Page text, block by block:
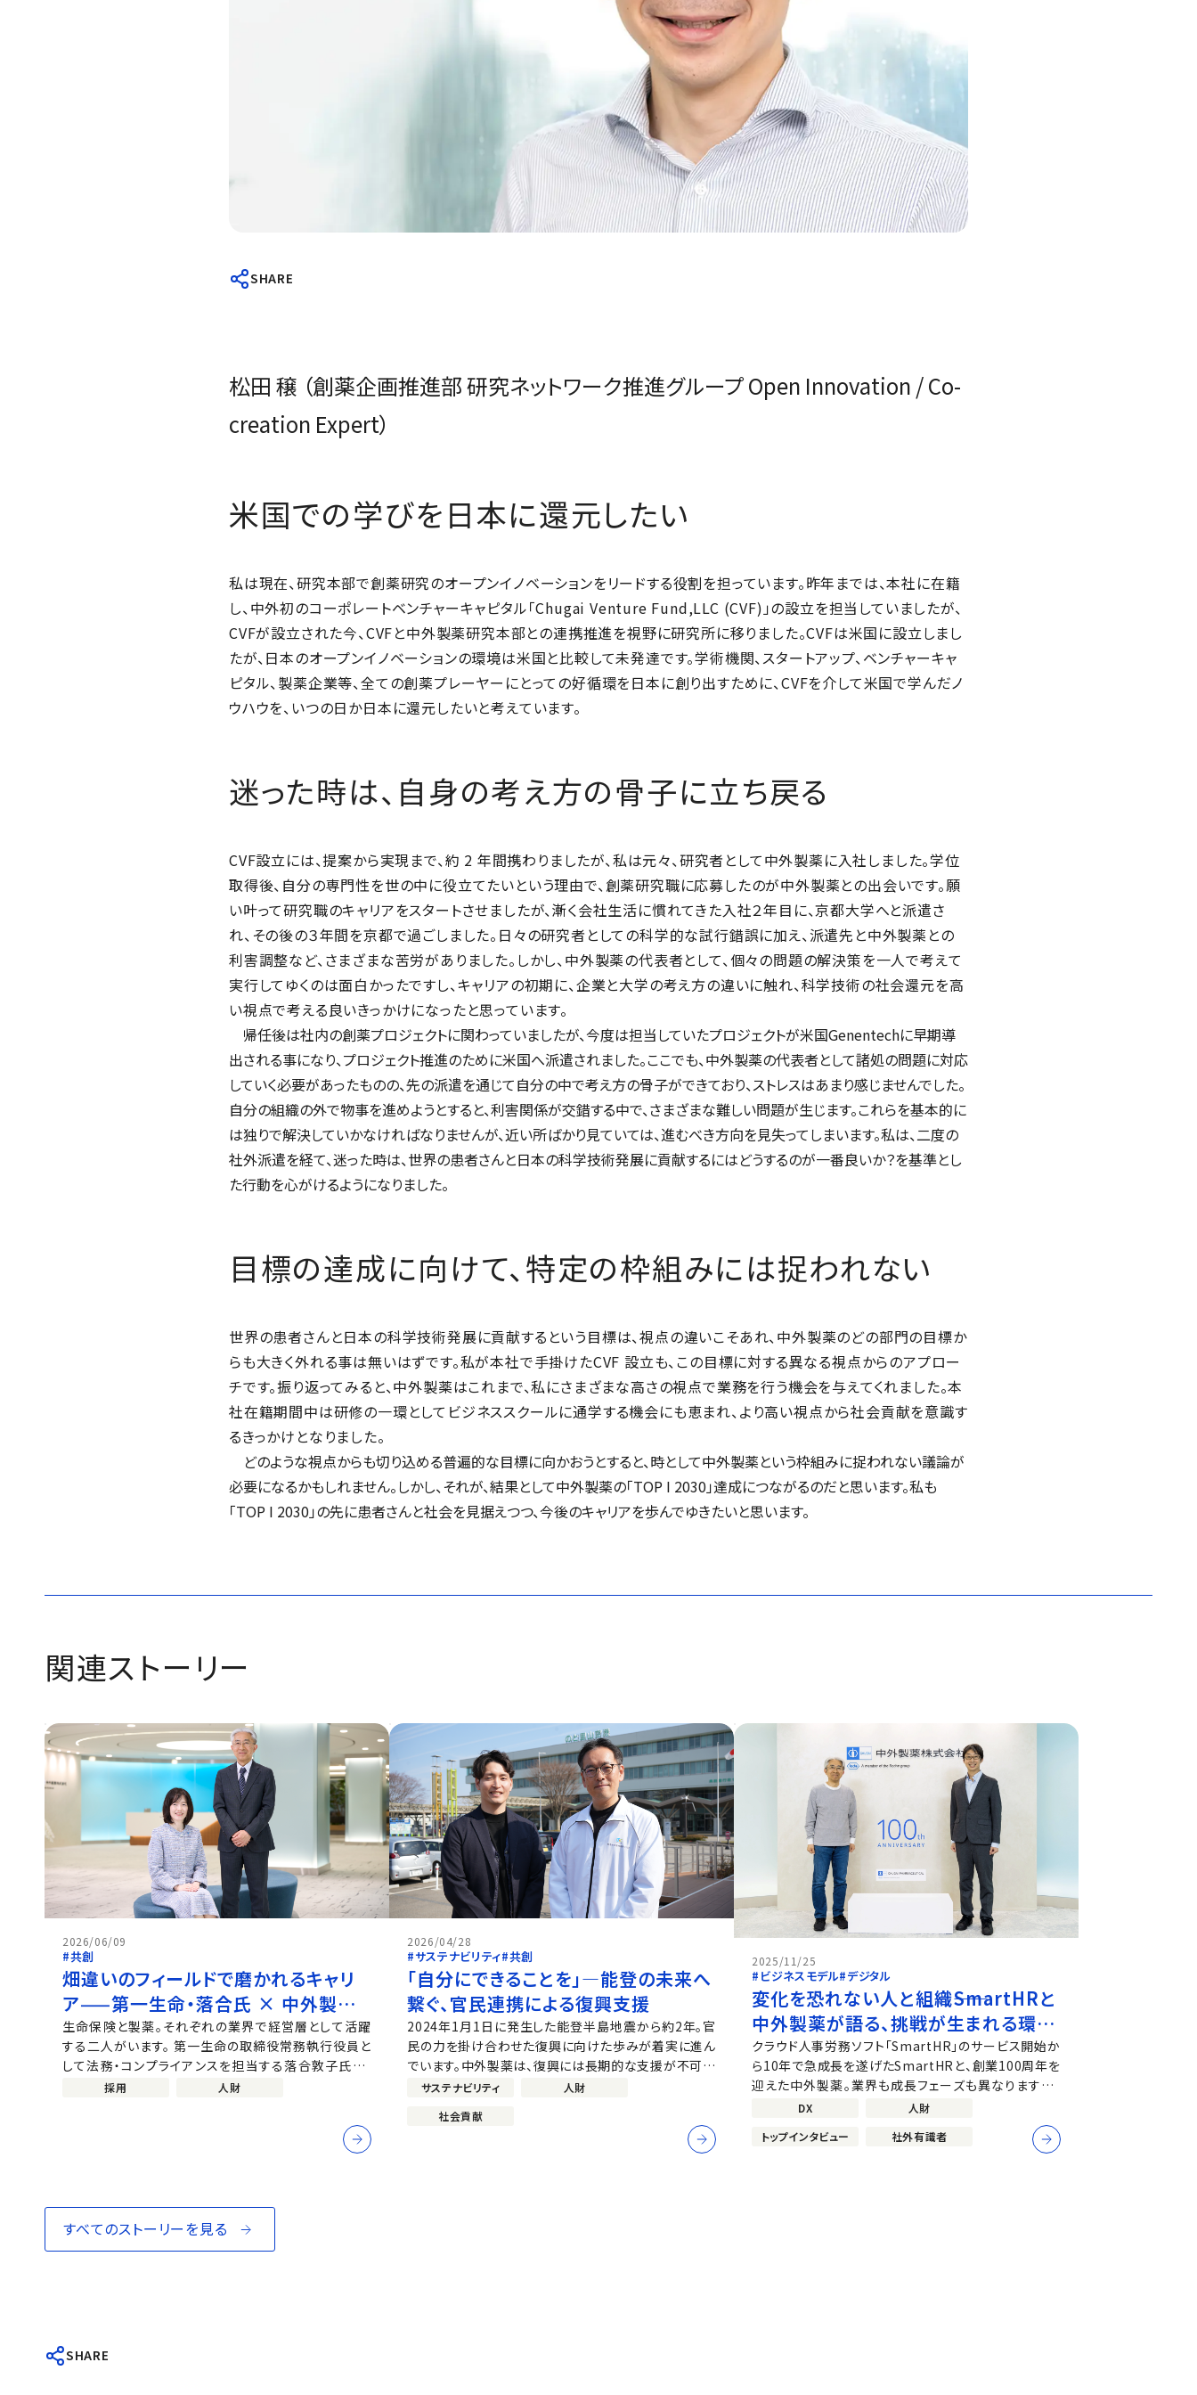
SHARE
松田 穣 （創薬企画推進部 研究ネットワーク推進グループ Open Innovation / Co-
creation Expert）
米国での学びを日本に還元したい
私は現在、研究本部で創薬研究のオープンイノベーションをリードする役割を担っています。昨年までは、本社に在籍
し、中外初のコーポレートベンチャーキャピタル「Chugai Venture Fund,LLC (CVF)」の設立を担当していましたが、
CVFが設立された今、CVFと中外製薬研究本部との連携推進を視野に研究所に移りました。CVFは米国に設立しまし
たが、日本のオープンイノベーションの環境は米国と比較して未発達です。学術機関、スタートアップ、ベンチャーキャ
ピタル、製薬企業等、全ての創薬プレーヤーにとっての好循環を日本に創り出すために、CVFを介して米国で学んだノ
ウハウを、いつの日か日本に還元したいと考えています。
迷った時は、自身の考え方の骨子に立ち戻る
CVF設立には、提案から実現まで、約 2 年間携わりましたが、私は元々、研究者として中外製薬に入社しました。学位
取得後、自分の専門性を世の中に役立てたいという理由で、創薬研究職に応募したのが中外製薬との出会いです。願
い叶って研究職のキャリアをスタートさせましたが、漸く会社生活に慣れてきた入社２年目に、京都大学へと派遣さ
れ、その後の３年間を京都で過ごしました。日々の研究者としての科学的な試行錯誤に加え、派遣先と中外製薬との
利害調整など、さまざまな苦労がありました。しかし、中外製薬の代表者として、個々の問題の解決策を一人で考えて
実行してゆくのは面白かったですし、キャリアの初期に、企業と大学の考え方の違いに触れ、科学技術の社会還元を高
い視点で考える良いきっかけになったと思っています。
帰任後は社内の創薬プロジェクトに関わっていましたが、今度は担当していたプロジェクトが米国Genentechに早期導
出される事になり、プロジェクト推進のために米国へ派遣されました。ここでも、中外製薬の代表者として諸処の問題に対応
していく必要があったものの、先の派遣を通じて自分の中で考え方の骨子ができており、ストレスはあまり感じませんでした。
自分の組織の外で物事を進めようとすると、利害関係が交錯する中で、さまざまな難しい問題が生じます。これらを基本的に
は独りで解決していかなければなりませんが、近い所ばかり見ていては、進むべき方向を見失ってしまいます。私は、二度の
社外派遣を経て、迷った時は、世界の患者さんと日本の科学技術発展に貢献するにはどうするのが一番良いか？を基準とし
た行動を心がけるようになりました。
目標の達成に向けて、特定の枠組みには捉われない
世界の患者さんと日本の科学技術発展に貢献するという目標は、視点の違いこそあれ、中外製薬のどの部門の目標か
らも大きく外れる事は無いはずです。私が本社で手掛けたCVF 設立も、この目標に対する異なる視点からのアプロー
チです。振り返ってみると、中外製薬はこれまで、私にさまざまな高さの視点で業務を行う機会を与えてくれました。本
社在籍期間中は研修の一環としてビジネススクールに通学する機会にも恵まれ、より高い視点から社会貢献を意識す
るきっかけとなりました。
どのような視点からも切り込める普遍的な目標に向かおうとすると、時として中外製薬という枠組みに捉われない議論が
必要になるかもしれません。しかし、それが、結果として中外製薬の「TOP I 2030」達成につながるのだと思います。私も
「TOP I 2030」の先に患者さんと社会を見据えつつ、今後のキャリアを歩んでゆきたいと思います。
関連ストーリー
2026/06/09
#共創
畑違いのフィールドで磨かれるキャリ
ア——第一生命・落合氏 × 中外製薬・
小野澤が語る「挑戦と偶然と、積み重
ね」
生命保険と製薬。それぞれの業界で経営層として活躍
する二人がいます。 第一生命の取締役常務執行役員と
して法務・コンプライアンスを担当する落合敦子氏と、
中外製薬 上席執行役員 デジタルトランスフォーメーシ
採用 人財
2026/04/28
#サステナビリティ#共創
「自分にできることを」―能登の未来へ
繋ぐ、官民連携による復興支援
2024年1月1日に発生した能登半島地震から約2年。官
民の力を掛け合わせた復興に向けた歩みが着実に進ん
でいます。中外製薬は、復興には長期的な支援が不可欠
であると考え、2025年7月から「能登官民連携復興セン
支援の最前線で実務をリードする中橋さん（同センタ
サステナビリティ
人財
社会貢献
2025/11/25
#ビジネスモデル#デジタル
変化を恐れない人と組織――SmartHRと
中外製薬が語る、挑戦が生まれる環境
づくり
クラウド人事労務ソフト「SmartHR」のサービス開始か
ら10年で急成長を遂げたSmartHRと、創業100周年を
迎えた中外製薬。業界も成長フェーズも異なりますが、
両社に共通するのは失敗を恐れず挑戦し学び続ける姿
勢です。市場や技術の変化が激しい時代において、企業
を持続的に成長させる原動力は何か、組織やリーダー
DX
人財
トップインタビュー
社外有識者
すべてのストーリーを見る
SHARE